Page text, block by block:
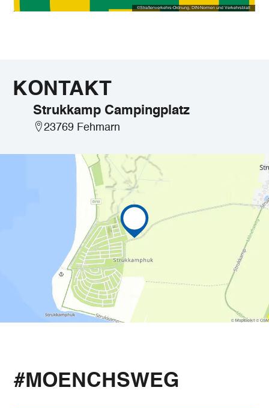
©Straßenverkehrs-Ordnung, DIN-Normen und Verkehrsblatt
KONTAKT
Strukkamp Campingplatz
23769 Fehmarn
#MOENCHSWEG